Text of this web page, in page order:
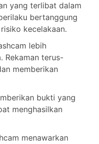
yang terlibat dalam
bertanggung
kecelakaan.
lebih
Rekaman terus-
memberikan
bukti yang
menghasilkan
menawarkan